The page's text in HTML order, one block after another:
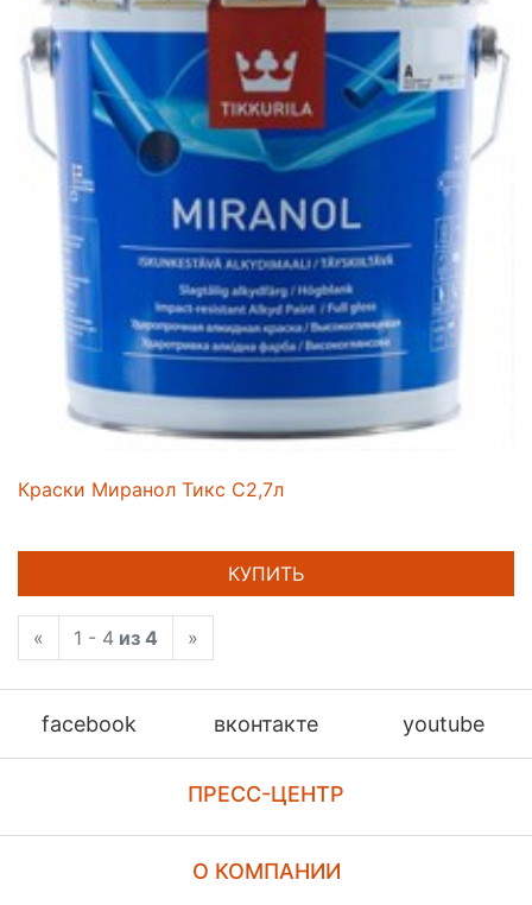
Краски Миранол Тикс С2,7л
КУПИТЬ
« 1 - 4 из 4 »
facebook вконтакте youtube
ПРЕСС-ЦЕНТР
О КОМПАНИИ